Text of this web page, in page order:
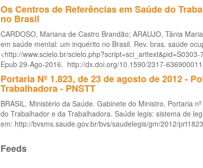
Os Centros de Referências em Saúde do
no Brasil
CARDOSO, Mariana de Castro Brandão; ARAUJO, Tânia
em saúde mental: um inquérito no Brasil. Rev. bras. saúde
<http://www.scielo.br/
Epub 29-Ago-2016. http://dx.doi.org/10.1590/2317-
Portaria Nº 1.823, de 23 de agosto de 2012 -
Trabalhadora - PNSTT
BRASIL. Ministério da Saúde. Gabinete do Ministro. Portaria
do Trabalhador e da Trabalhadora. Saúde legis: sistema de
em: http://bvsms.saude.gov.br/bvs/saudelegis/gm/2012/
Feeds